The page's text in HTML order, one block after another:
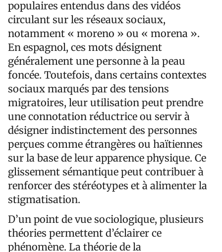
populaires entendus dans des vidéos
circulant sur les réseaux sociaux,
notamment « moreno » ou « morena ».
En espagnol, ces mots désignent
généralement une personne à la peau
foncée. Toutefois, dans certains contextes
sociaux marqués par des tensions
migratoires, leur utilisation peut prendre
une connotation réductrice ou servir à
désigner indistinctement des personnes
perçues comme étrangères ou haïtiennes
sur la base de leur apparence physique. Ce
glissement sémantique peut contribuer à
renforcer des stéréotypes et à alimenter la
stigmatisation.
D’un point de vue sociologique, plusieurs
théories permettent d’éclairer ce
phénomène. La théorie de la